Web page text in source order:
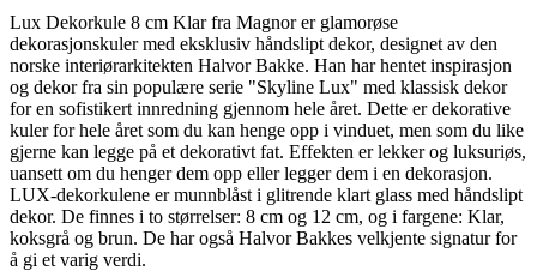
Lux Dekorkule 8 cm Klar fra Magnor er glamorøse
dekorasjonskuler med eksklusiv håndslipt dekor, designet av den
norske interiørarkitekten Halvor Bakke. Han har hentet inspirasjon
og dekor fra sin populære serie "Skyline Lux" med klassisk dekor
for en sofistikert innredning gjennom hele året. Dette er dekorative
kuler for hele året som du kan henge opp i vinduet, men som du like
gjerne kan legge på et dekorativt fat. Effekten er lekker og luksuriøs,
uansett om du henger dem opp eller legger dem i en dekorasjon.
LUX-dekorkulene er munnblåst i glitrende klart glass med håndslipt
dekor. De finnes i to størrelser: 8 cm og 12 cm, og i fargene: Klar,
koksgrå og brun. De har også Halvor Bakkes velkjente signatur for
å gi et varig verdi.